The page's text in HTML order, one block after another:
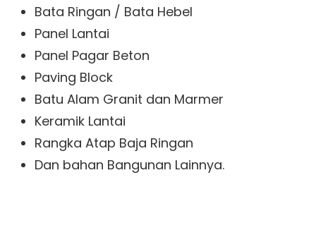
Bata Ringan / Bata Hebel
Panel Lantai
Panel Pagar Beton
Paving Block
Batu Alam Granit dan Marmer
Keramik Lantai
Rangka Atap Baja Ringan
Dan bahan Bangunan Lainnya.